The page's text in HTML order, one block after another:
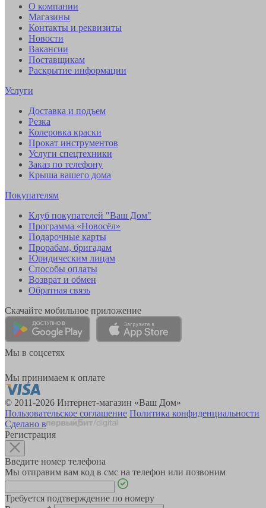
О компании
Магазины
Контакты и реквизиты
Новости
Вакансии
Поставщикам
Раскрытие информации
Услуги
Доставка и подъем
Резка
Колеровка краски
Прокат инструментов
Услуги спецтехники
Заказ по телефону
Крыша вашего дома
Покупателям
Клуб покупателей "Ваш Дом"
Программа «Новосёл»
Подарочные карты
Прорабам, бригадам
Юридическим лицам
Способы оплаты
Возврат и обмен
Обратная связь
Скачайте мобильное приложение
Мы в соцсетях
Мы принимаем к оплате
© 2011-2026 Интернет-магазин «Ваш Дом»
Пользовательское соглашение Политика конфиденциальности
Сделано в
Регистрация
Введите номер телефона
Мы отправим вам код в смс на телефон или позвоним
Требуется подтверждение по номеру